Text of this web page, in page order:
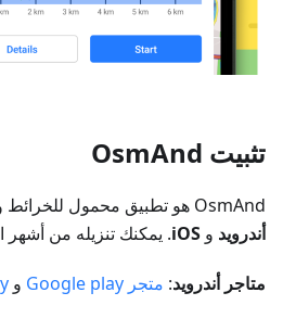
تثبيت OsmAnd
OsmAnd هو تطبيق محمول للخرائط والملاحة متاح لنظامي
أندرويد و iOS. يمكنك تنزيله من أشهر
متاجر أندرويد: متجر Google play و